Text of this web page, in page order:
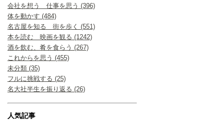
会社を想う 仕事を思う (396)
体を動かす (484)
名古屋を知る 街を歩く (551)
本を読む 映画を観る (1242)
酒を飲む、肴を食らう (267)
これからを思う (455)
未分類 (35)
フルに挑戦する (25)
名大社半生を振り返る (26)
人気記事